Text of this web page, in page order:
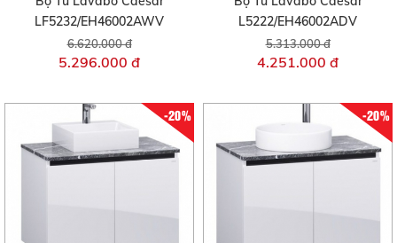
LF5232/EH46002AWV
6.620.000 đ
5.296.000 đ
L5222/EH46002ADV
5.313.000 đ
4.251.000 đ
-20% -20%